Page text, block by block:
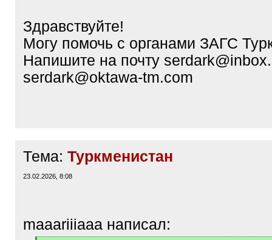
Здравствуйте!
Могу помочь с органами ЗАГС
Напишите на почту
serdark@oktawa-tm.com
Тема: Туркменистан
23.02.2026, 8:08
maaariiiaaa написал: